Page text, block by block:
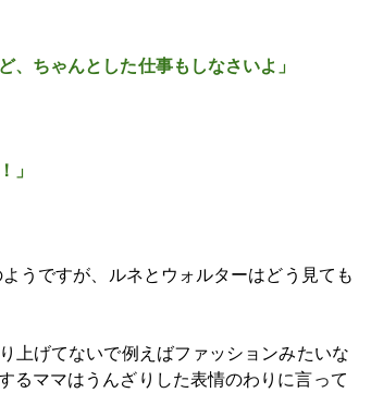
、ちゃんとした仕事もしなさいよ」
」
うですが、ルネとウォルターはどう見ても
上げてないで例えばファッションみたいな
るママはうんざりした表情のわりに言って